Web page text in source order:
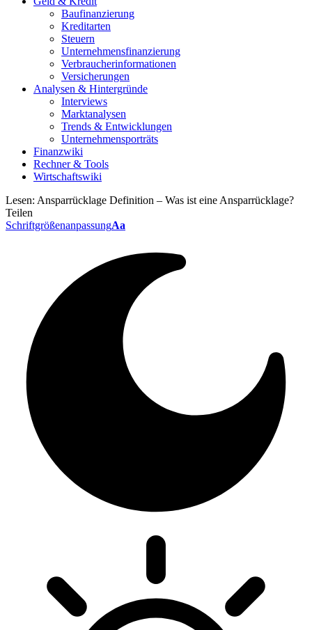
Baufinanzierung
Kreditarten
Steuern
Unternehmensfinanzierung
Verbraucherinformationen
Versicherungen
Analysen & Hintergründe
Interviews
Marktanalysen
Trends & Entwicklungen
Unternehmensporträts
Finanzwiki
Rechner & Tools
Wirtschaftswiki
Lesen: Ansparrücklage Definition – Was ist eine Ansparrücklage?
Teilen
SchriftgrößenanpassungAa